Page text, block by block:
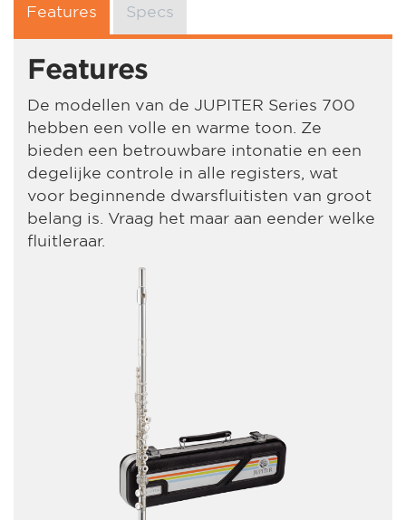
Features Specs
Features
De modellen van de JUPITER Series 700
hebben een volle en warme toon. Ze
bieden een betrouwbare intonatie en een
degelijke controle in alle registers, wat
voor beginnende dwarsfluitisten van groot
belang is. Vraag het maar aan eender welke
fluitleraar.